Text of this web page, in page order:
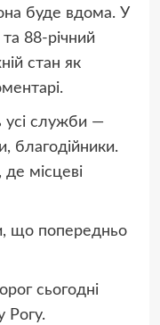
буде вдома. У
та 88-річний
стан як
усі служби —
благодійники.
де місцеві
що попередньо
сьогодні
Рогу.